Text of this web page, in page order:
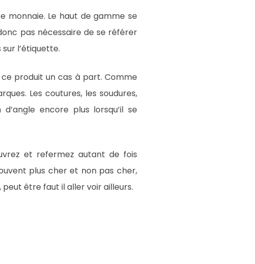
monnaie. Le haut de gamme se
pas nécessaire de se référer
l’étiquette.
produit un cas à part. Comme
Les coutures, les soudures,
encore plus lorsqu’il se
et refermez autant de fois
plus cher et non pas cher,
être faut il aller voir ailleurs.